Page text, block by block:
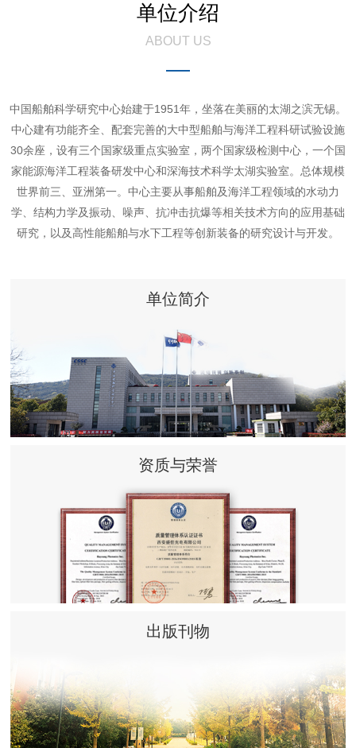
单位介绍
ABOUT US
中国船舶科学研究中心始建于1951年，坐落在美丽的太湖之滨无锡。
中心建有功能齐全、配套完善的大中型船舶与海洋工程科研试验设施
30余座，设有三个国家级重点实验室，两个国家级检测中心，一个国
家能源海洋工程装备研发中心和深海技术科学太湖实验室。总体规模
世界前三、亚洲第一。中心主要从事船舶及海洋工程领域的水动力
学、结构力学及振动、噪声、抗冲击抗爆等相关技术方向的应用基础
研究，以及高性能船舶与水下工程等创新装备的研究设计与开发。
单位简介
资质与荣誉
出版刊物